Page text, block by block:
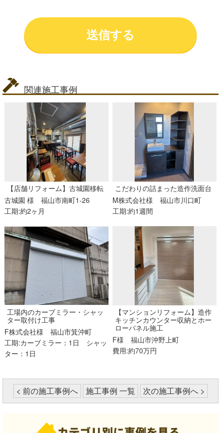
関連施工事例
【店舗リフォーム】古城園移転
古城園 様福山市南町1-26
工期:約2ヶ月
こだわりの詰まった造作洗面台
M株式会社様福山市川口町
工期:約1週間
工場内のカーブミラー・シャッ
ター取付け工事
F株式会社様福山市箕沖町
工期:カーブミラー：1日 シャッ
ター：1日
【マンションリフォーム】造作
キッチンカウンター収納とホー
ローパネル施工
F様福山市沖野上町
費用:約70万円
< 前の施工事例へ 施工事例 一覧 次の施工事例へ >